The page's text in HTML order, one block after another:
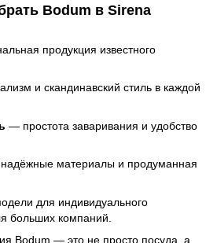
Bodum в Sirena
продукция известного
и скандинавский стиль в каждой
— простота заваривания и удобство
материалы и продуманная
для индивидуального
больших компаний.
Bodum — это не просто посуда, а